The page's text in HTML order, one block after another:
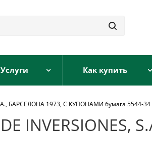
Услуги Как купить
БАРСЕЛОНА 1973, С КУПОНАМИ бумага 5544-34
INVERSIONES,